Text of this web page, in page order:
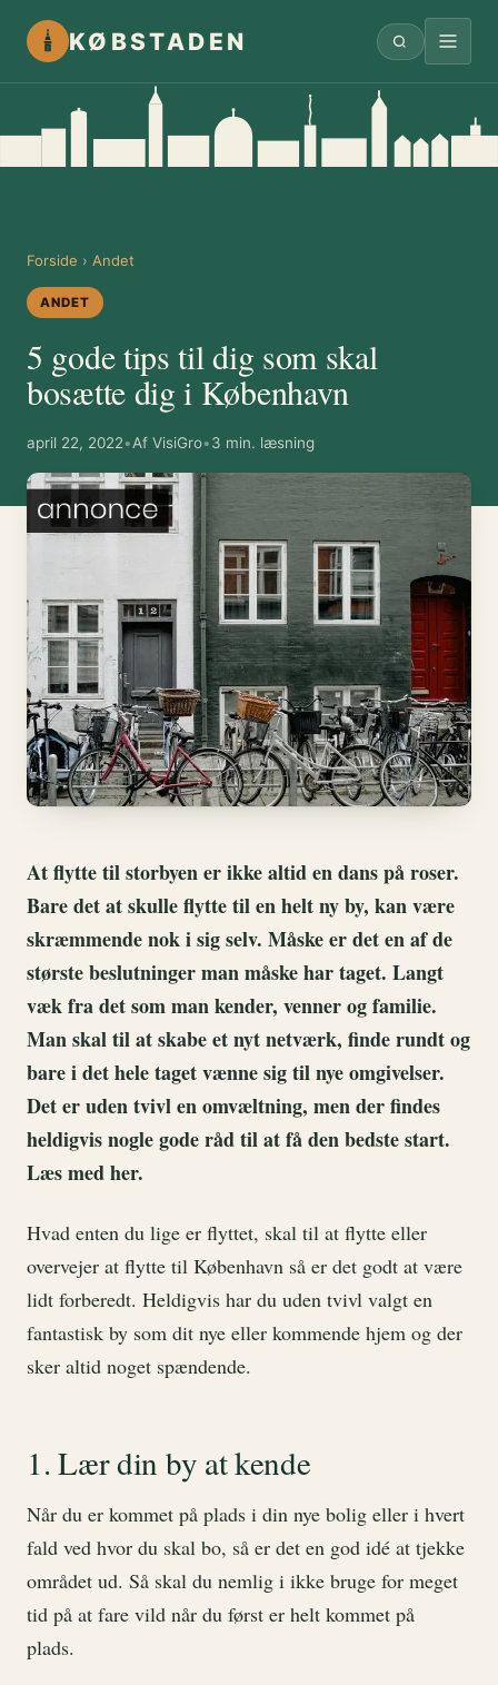
KØBSTADEN
Forside › Andet
ANDET
5 gode tips til dig som skal
bosætte dig i København
april 22, 2022•Af VisiGro•3 min. læsning
At flytte til storbyen er ikke altid en dans på roser.
Bare det at skulle flytte til en helt ny by, kan være
skræmmende nok i sig selv. Måske er det en af de
største beslutninger man måske har taget. Langt
væk fra det som man kender, venner og familie.
Man skal til at skabe et nyt netværk, finde rundt og
bare i det hele taget vænne sig til nye omgivelser.
Det er uden tvivl en omvæltning, men der findes
heldigvis nogle gode råd til at få den bedste start.
Læs med her.
Hvad enten du lige er flyttet, skal til at flytte eller
overvejer at flytte til København så er det godt at være
lidt forberedt. Heldigvis har du uden tvivl valgt en
fantastisk by som dit nye eller kommende hjem og der
sker altid noget spændende.
1. Lær din by at kende
Når du er kommet på plads i din nye bolig eller i hvert
fald ved hvor du skal bo, så er det en god idé at tjekke
området ud. Så skal du nemlig i ikke bruge for meget
tid på at fare vild når du først er helt kommet på
plads.